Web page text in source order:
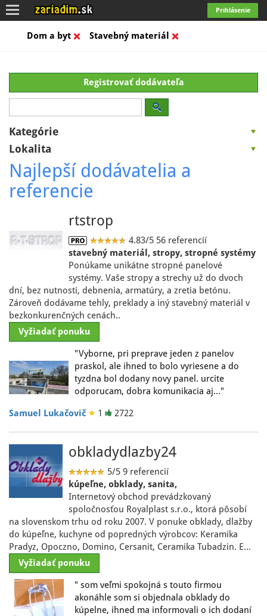
Prihlásenie
Toggle
navigation
Dom a byt
Stavebný materiál
Registrovať dodávateľa
Kategórie
Lokalita
Najlepší dodávatelia a
referencie
rtstrop
4.83/5 56 referencií
stavebný materiál, stropy, stropné systémy
Ponúkame unikátne stropné panelové
systémy. Vaše stropy a strechy už do dvoch
dní, bez nutnosti, debnenia, armatúry, a zretia betónu.
Zároveň dodávame tehly, preklady a iný stavebný materiál v
bezkonkurenčných cenách..
Vyžiadať ponuku
"Vyborne, pri preprave jeden z panelov
praskol, ale ihned to bolo vyriesene a do
tyzdna bol dodany novy panel. urcite
odporucam, dobra komunikacia aj…"
Samuel Lukačovič 1 2722
obkladydlazby24
5/5 9 referencií
kúpeľne, obklady, sanita,
Internetový obchod prevádzkovaný
spoločnosťou Royalplast s.r.o., ktorá pôsobí
na slovenskom trhu od roku 2007. V ponuke obklady, dlažby
do kúpeľne, kuchyne od popredných výrobcov: Keramika
Pradyz, Opoczno, Domino, Cersanit, Ceramika Tubadzin. E…
Vyžiadať ponuku
" som veľmi spokojná s touto firmou
akonáhle som si objednala obklady do
kúpelne, ihned ma informovali o ich dodaní